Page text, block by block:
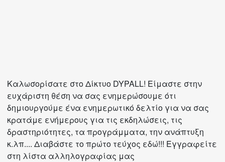
Καλωσορίσατε στο Δίκτυο DYPALL! Είμαστε στην
ευχάριστη θέση να σας ενημερώσουμε ότι
δημιουργούμε ένα ενημερωτικό δελτίο για να σας
κρατάμε ενήμερους για τις εκδηλώσεις, τις
δραστηριότητες, τα προγράμματα, την ανάπτυξη
κ.λπ.... Διαβάστε το πρώτο τεύχος εδώ!!! Εγγραφείτε
στη λίστα αλληλογραφίας μας